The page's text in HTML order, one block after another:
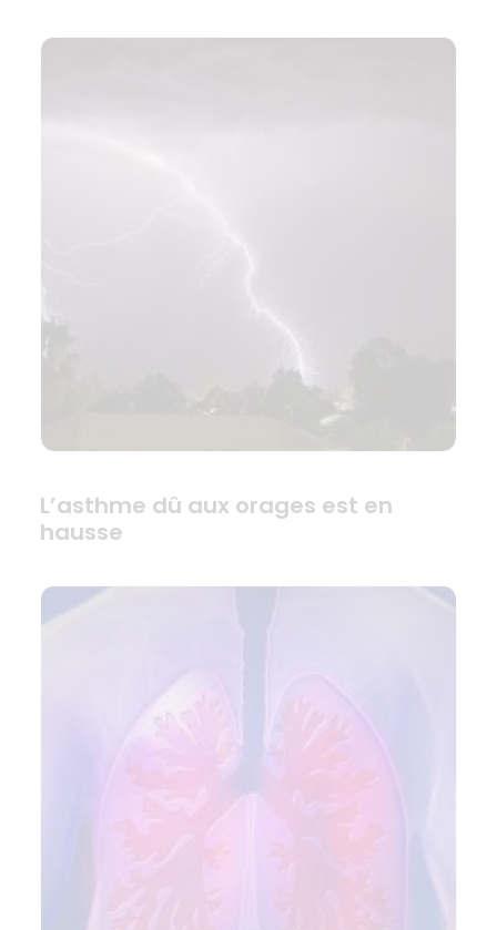
L’asthme dû aux orages est en
hausse